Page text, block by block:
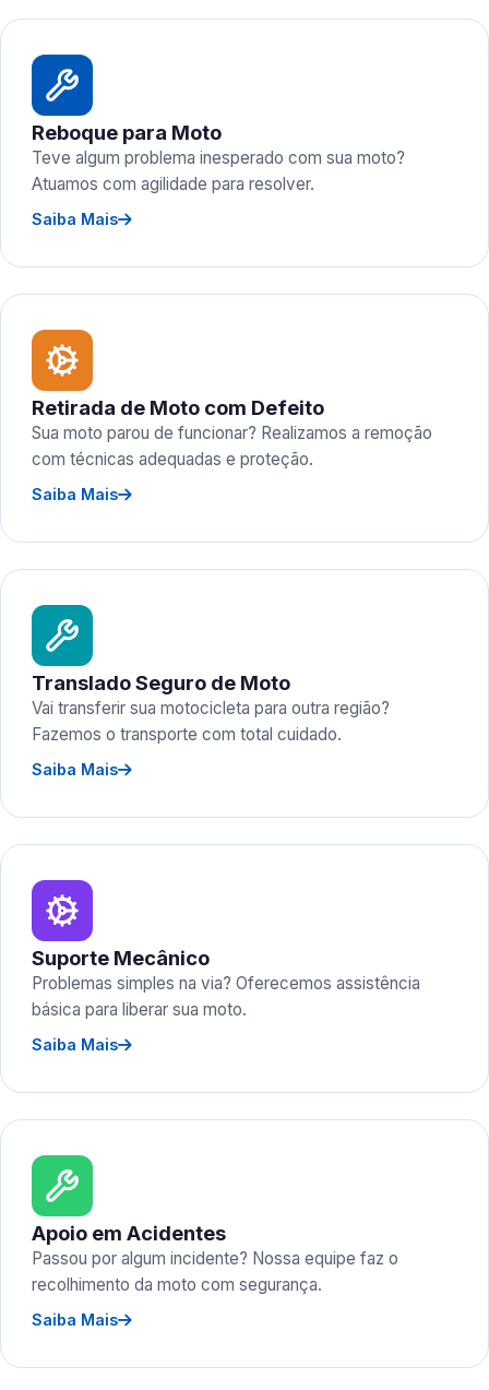
Reboque para Moto
Teve algum problema inesperado com sua moto?
Atuamos com agilidade para resolver.
Saiba Mais
Retirada de Moto com Defeito
Sua moto parou de funcionar? Realizamos a remoção
com técnicas adequadas e proteção.
Saiba Mais
Translado Seguro de Moto
Vai transferir sua motocicleta para outra região?
Fazemos o transporte com total cuidado.
Saiba Mais
Suporte Mecânico
Problemas simples na via? Oferecemos assistência
básica para liberar sua moto.
Saiba Mais
Apoio em Acidentes
Passou por algum incidente? Nossa equipe faz o
recolhimento da moto com segurança.
Saiba Mais